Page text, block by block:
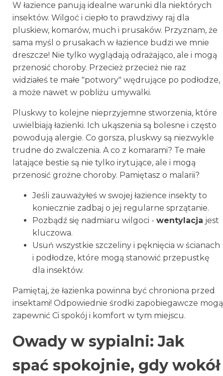
W łazience panują idealne warunki dla niektórych
insektów. Wilgoć i ciepło to prawdziwy raj dla
pluskiew, komarów, much i prusaków. Przyznam, że
sama myśl o prusakach w łazience budzi we mnie
dreszcze! Nie tylko wyglądają odrażająco, ale i mogą
przenosić choroby. Przecież przecież nie raz
widziałeś te małe "potwory" wędrujące po podłodze,
a może nawet w pobliżu umywalki.
Pluskwy to kolejne nieprzyjemne stworzenia, które
uwielbiają łazienki. Ich ukąszenia są bolesne i często
powodują alergie. Co gorsza, pluskwy są niezwykle
trudne do zwalczenia. A co z komarami? Te małe
latające bestie są nie tylko irytujące, ale i mogą
przenosić groźne choroby. Pamiętasz o malarii?
Jeśli zauważyłeś w swojej łazience insekty to
koniecznie zadbaj o jej regularne sprzątanie.
Pozbądź się nadmiaru wilgoci - wentylacja jest
kluczowa.
Usuń wszystkie szczeliny i pęknięcia w ścianach
i podłodze, które mogą stanowić przepustkę
dla insektów.
Pamiętaj, że łazienka powinna być chroniona przed
insektami! Odpowiednie środki zapobiegawcze mogą
zapewnić Ci spokój i komfort w tym miejscu.
Owady w sypialni: Jak
spać spokojnie, gdy wokół